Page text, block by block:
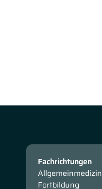
Fachrichtungen
Allgemeinmedizin
Fortbildung